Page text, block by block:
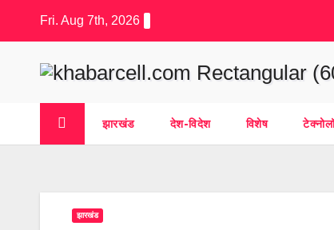
Fri. Aug 7th, 2026
झारखंड देश-विदेश विशेष
झारखंड